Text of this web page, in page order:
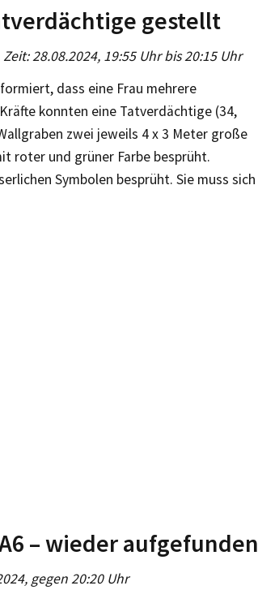
gestellt
28.08.2024, 19:55 Uhr bis 20:15 Uhr
dass eine Frau mehrere
konnten eine Tatverdächtige (34,
zwei jeweils 4 x 3 Meter große
roter und grüner Farbe besprüht.
Symbolen besprüht. Sie muss sich
– wieder aufgefunden
gegen 20:20 Uhr